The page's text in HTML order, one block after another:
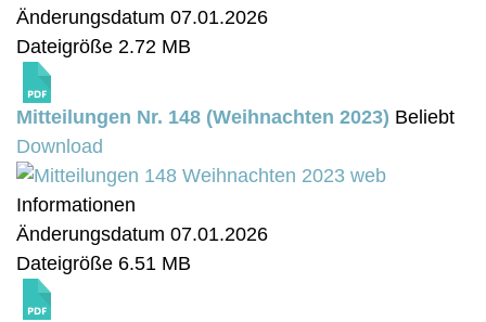
Änderungsdatum 07.01.2026
Dateigröße 2.72 MB
Mitteilungen Nr. 148 (Weihnachten 2023) Beliebt
Download
Informationen
Änderungsdatum 07.01.2026
Dateigröße 6.51 MB